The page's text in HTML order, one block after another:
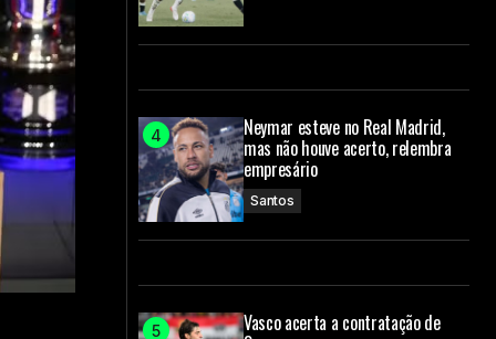
Neymar esteve no Real Madrid,
mas não houve acerto, relembra
empresário
Santos
Vasco acerta a contratação de